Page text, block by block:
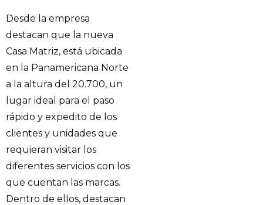
Desde la empresa
destacan que la nueva
Casa Matriz, está ubicada
en la Panamericana Norte
a la altura del 20.700, un
lugar ideal para el paso
rápido y expedito de los
clientes y unidades que
requieran visitar los
diferentes servicios con los
que cuentan las marcas.
Dentro de ellos, destacan